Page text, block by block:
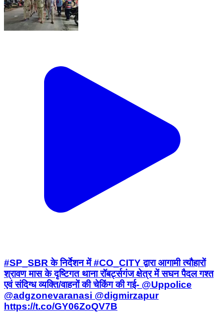
#SP_SBR के निर्देशन में #CO_CITY द्वारा आगामी त्यौहारों
श्रावण मास के दृष्टिगत थाना रॉबर्ट्सगंज क्षेत्र में सघन पैदल गश्त
एवं संदिग्ध व्यक्ति/वाहनों की चेकिंग की गई- @Uppolice
@adgzonevaranasi @digmirzapur
https://t.co/GY06ZoQV7B